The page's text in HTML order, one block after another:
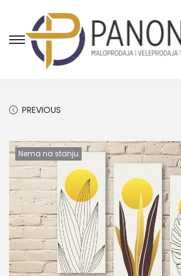
PREVIOUS
Nema na stanju